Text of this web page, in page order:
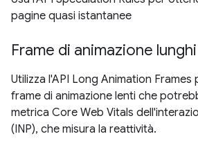
pagine quasi istantanee
Frame di animazione
Utilizza l'API Long Animation Frames
frame di animazione lenti che
metrica Core Web Vitals
(INP), che misura la reattività.